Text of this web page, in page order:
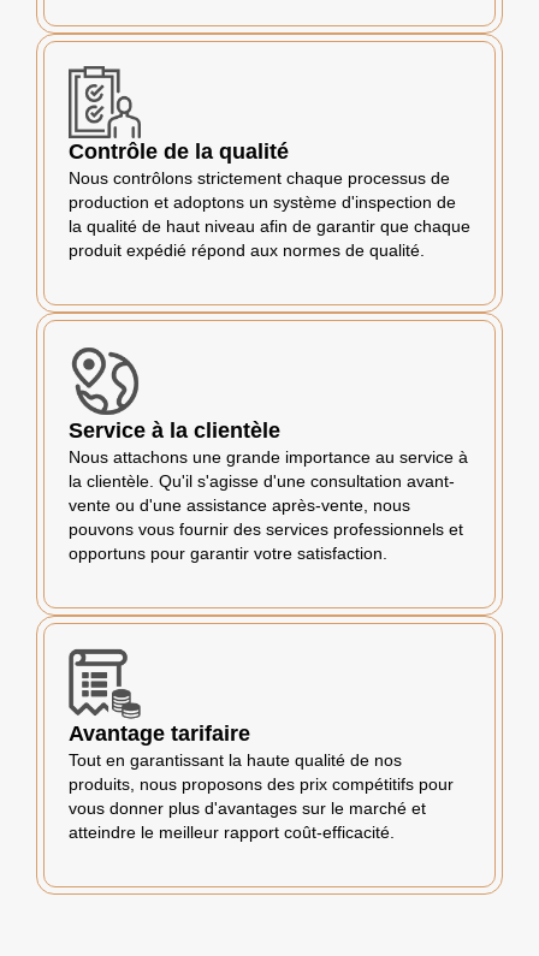
Contrôle de la qualité
Nous contrôlons strictement chaque processus de
production et adoptons un système d'inspection de
la qualité de haut niveau afin de garantir que chaque
produit expédié répond aux normes de qualité.
Service à la clientèle
Nous attachons une grande importance au service à
la clientèle. Qu'il s'agisse d'une consultation avant-
vente ou d'une assistance après-vente, nous
pouvons vous fournir des services professionnels et
opportuns pour garantir votre satisfaction.
Avantage tarifaire
Tout en garantissant la haute qualité de nos
produits, nous proposons des prix compétitifs pour
vous donner plus d'avantages sur le marché et
atteindre le meilleur rapport coût-efficacité.